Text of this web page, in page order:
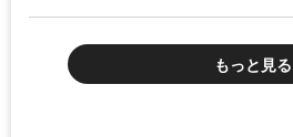
もっと見る